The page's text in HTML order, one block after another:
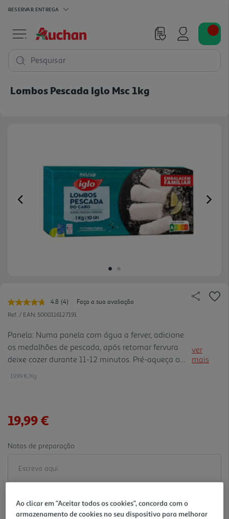
RESERVAR ENTREGA
Pesquisar
Lombos Pescada Iglo Msc 1kg
Previous
4.8 Leu
4
para
a
mesma
página.
(4)
Faça a sua avaliação
Ref. / EAN: 5000116127191
Panela: Numa panela com água a ferver, adicione
os medalhões de pescada, após retomar fervura
deixe cozer durante 11-12 minutos. Pré-aqueça o
forno a 220ºC/ 200ºC ar circulante: Sem
coloque o tabuleiro no meio do forno. Deixe
referidos são aproximados, dependendo do tipo de
forno.
ver
mais
19.99 €/Kg
19,99 €
Notas de preparação
Ao clicar em "Aceitar todos os cookies", concorda com o
armazenamento de cookies no seu dispositivo para melhorar